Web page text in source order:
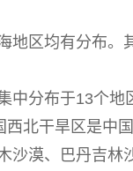
区均有分布。
分布于13个
北干旱区是中
漠、巴丹吉林